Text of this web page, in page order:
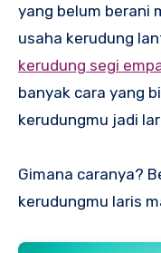
yang belum berani
usaha kerudung
kerudung segi
banyak cara yang
kerudungmu jadi
Gimana caranya?
kerudungmu laris